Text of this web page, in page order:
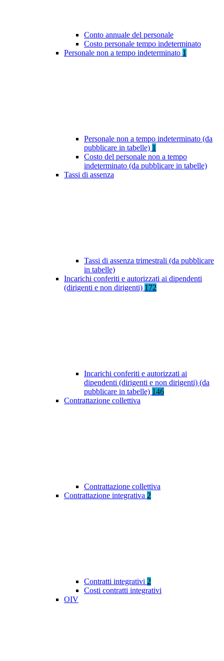
Conto annuale del personale
Costo personale tempo indeterminato
Personale non a tempo indeterminato 1
Personale non a tempo indeterminato (da
pubblicare in tabelle) 1
Costo del personale non a tempo
indeterminato (da pubblicare in tabelle)
Tassi di assenza
Tassi di assenza trimestrali (da pubblicare
in tabelle)
Incarichi conferiti e autorizzati ai dipendenti
(dirigenti e non dirigenti) 172
Incarichi conferiti e autorizzati ai
dipendenti (dirigenti e non dirigenti) (da
pubblicare in tabelle) 146
Contrattazione collettiva
Contrattazione collettiva
Contrattazione integrativa 2
Contratti integrativi 2
Costi contratti integrativi
OIV